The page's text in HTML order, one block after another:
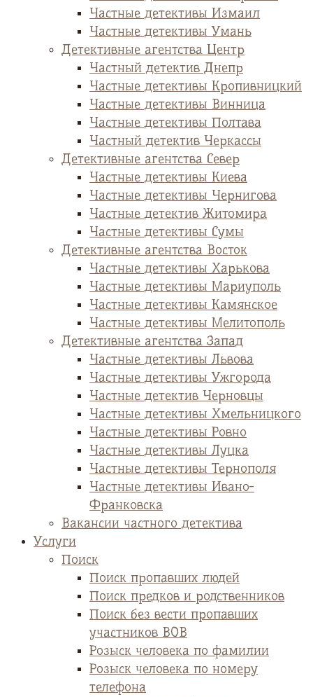
Частные детективы Измаил
Частные детективы Умань
Детективные агентства Центр
Частный детектив Днепр
Частные детективы Кропивницкий
Частные детективы Винница
Частные детективы Полтава
Частный детектив Черкассы
Детективные агентства Север
Частные детективы Киева
Частные детективы Чернигова
Частные детектив Житомира
Частные детективы Сумы
Детективные агентства Восток
Частные детективы Харькова
Частные детективы Мариуполь
Частные детективы Камянское
Частные детективы Мелитополь
Детективные агентства Запад
Частные детективы Львова
Частные детективы Ужгорода
Частные детектив Черновцы
Частные детективы Хмельницкого
Частные детективы Ровно
Частные детективы Луцка
Частные детективы Тернополя
Частные детективы Ивано-
Франковска
Вакансии частного детектива
Услуги
Поиск
Поиск пропавших людей
Поиск предков и родственников
Поиск без вести пропавших
участников ВОВ
Розыск человека по фамилии
Розыск человека по номеру
телефона